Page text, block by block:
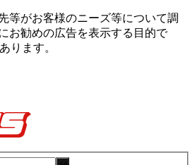
等がお客様のニーズ等について調
お勧めの広告を表⽰する⽬的で
ります。